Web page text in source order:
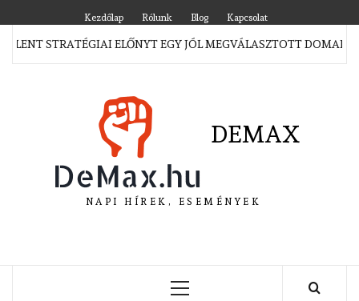
to
content
Kezdőlap Rólunk Blog Kapcsolat
STRATÉGIAI ELŐNYT EGY JÓL MEGVÁLASZTOTT DOMAIN
DEMAX
NAPI HÍREK, ESEMÉNYEK
Primary